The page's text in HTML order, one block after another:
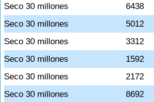
Seco 30 millones
6438
Seco 30 millones
5012
Seco 30 millones
3312
Seco 30 millones
1592
Seco 30 millones
2172
Seco 30 millones
8692